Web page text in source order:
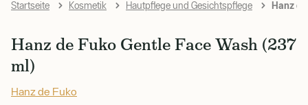
Startseite Kosmetik Hautpflege und Gesichtspflege Hanz
Hanz de Fuko Gentle Face Wash (237
ml)
Hanz de Fuko